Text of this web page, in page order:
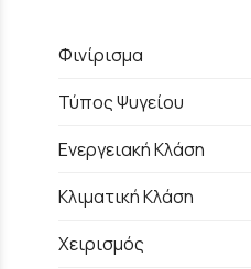
Φινίρισμα
Τύπος Ψυγείου
Ενεργειακή Κλάση
Κλιματική Κλάση
Χειρισμός